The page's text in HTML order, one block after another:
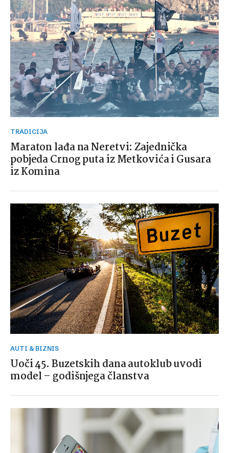
TRADICIJA
Maraton lađa na Neretvi: Zajednička
pobjeda Crnog puta iz Metkovića i Gusara
iz Komina
AUTI & BIZNIS
Uoči 45. Buzetskih dana autoklub uvodi
model – godišnjega članstva